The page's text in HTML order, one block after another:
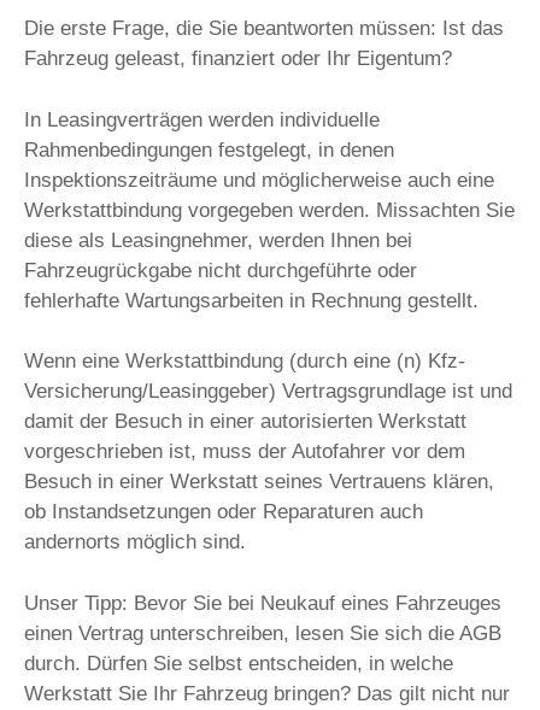
Die erste Frage, die Sie beantworten müssen: Ist das
Fahrzeug geleast, finanziert oder Ihr Eigentum?
In Leasingverträgen werden individuelle
Rahmenbedingungen festgelegt, in denen
Inspektionszeiträume und möglicherweise auch eine
Werkstattbindung vorgegeben werden. Missachten Sie
diese als Leasingnehmer, werden Ihnen bei
Fahrzeugrückgabe nicht durchgeführte oder
fehlerhafte Wartungsarbeiten in Rechnung gestellt.
Wenn eine Werkstattbindung (durch eine (n) Kfz-
Versicherung/Leasinggeber) Vertragsgrundlage ist und
damit der Besuch in einer autorisierten Werkstatt
vorgeschrieben ist, muss der Autofahrer vor dem
Besuch in einer Werkstatt seines Vertrauens klären,
ob Instandsetzungen oder Reparaturen auch
andernorts möglich sind.
Unser Tipp: Bevor Sie bei Neukauf eines Fahrzeuges
einen Vertrag unterschreiben, lesen Sie sich die AGB
durch. Dürfen Sie selbst entscheiden, in welche
Werkstatt Sie Ihr Fahrzeug bringen? Das gilt nicht nur